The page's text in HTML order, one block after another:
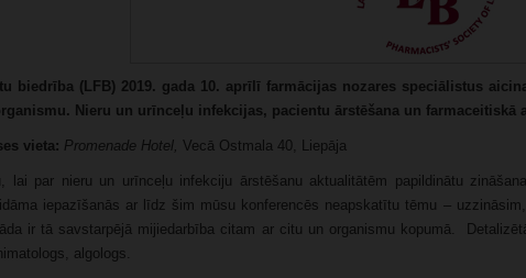
biedrība (LFB) 2019. gada 10. aprīlī farmācijas nozares speciālistus
Nieru un urīnceļu infekcijas, pacientu ārstēšana un farmaceitiskā
vieta: Promenade Hotel, Vecā Ostmala 40, Liepāja
lai par nieru un urīnceļu infekciju ārstēšanu aktualitātēm papildinātu
iepazīšanās ar līdz šim mūsu konferencēs neapskatītu tēmu –
ir tā savstarpējā mijiedarbība citam ar citu un organismu kopumā.
algologs.